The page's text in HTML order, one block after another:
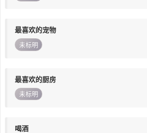
最喜欢的宠物
未标明
最喜欢的厨房
未标明
喝酒